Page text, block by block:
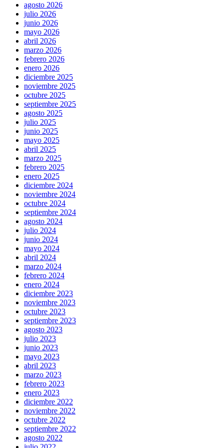
agosto 2026
julio 2026
junio 2026
mayo 2026
abril 2026
marzo 2026
febrero 2026
enero 2026
diciembre 2025
noviembre 2025
octubre 2025
septiembre 2025
agosto 2025
julio 2025
junio 2025
mayo 2025
abril 2025
marzo 2025
febrero 2025
enero 2025
diciembre 2024
noviembre 2024
octubre 2024
septiembre 2024
agosto 2024
julio 2024
junio 2024
mayo 2024
abril 2024
marzo 2024
febrero 2024
enero 2024
diciembre 2023
noviembre 2023
octubre 2023
septiembre 2023
agosto 2023
julio 2023
junio 2023
mayo 2023
abril 2023
marzo 2023
febrero 2023
enero 2023
diciembre 2022
noviembre 2022
octubre 2022
septiembre 2022
agosto 2022